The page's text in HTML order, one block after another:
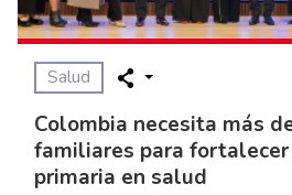
Salud
Colombia necesita más
familiares para
primaria en salud